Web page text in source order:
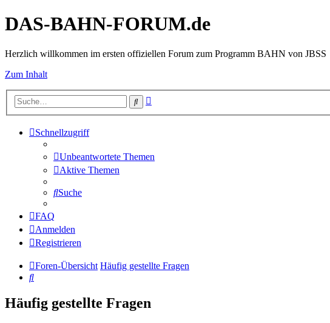
DAS-BAHN-FORUM.de
Herzlich willkommen im ersten offiziellen Forum zum Programm BAHN von JBSS
Zum Inhalt
Suche
Schnellzugriff
Unbeantwortete Themen
Aktive Themen
Suche
FAQ
Anmelden
Registrieren
Foren-Übersicht Häufig gestellte Fragen
Suche
Häufig gestellte Fragen